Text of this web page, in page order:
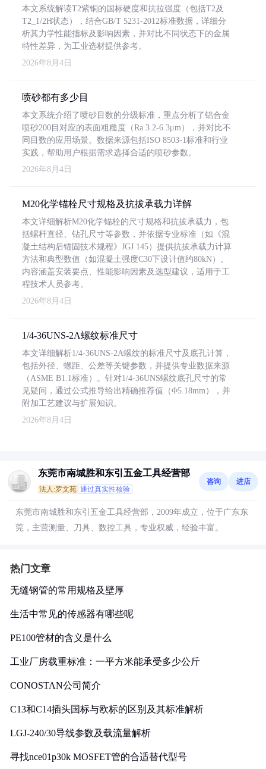
本文系统解读T2紫铜的国标硬度和抗拉强度（包括T2及
T2_1/2H状态），结合GB/T 5231-2012标准数据，详细分
析其力学性能指标及影响因素，并对比不同状态下的金属
特性差异，为工业选材提供参考。
2026年8月4日
喷砂都有多少目
本文系统介绍了喷砂目数的分级标准，重点分析了铝合金
喷砂200目对应的表面粗糙度（Ra 3.2-6.3μm），并对比不
同目数的应用场景。数据来源包括ISO 8503-1标准和行业
实践，帮助用户根据需求选择合适的喷砂参数。
2026年8月4日
M20化学锚栓尺寸规格及抗拔承载力详解
本文详细解析M20化学锚栓的尺寸规格和抗拔承载力，包
括螺杆直径、钻孔尺寸等参数，并依据专业标准（如《混
凝土结构后锚固技术规程》JGJ 145）提供抗拔承载力计算
方法和典型数值（如混凝土强度C30下设计值约80kN）。
内容涵盖安装要点、性能影响因素及选型建议，适用于工
程技术人员参考。
2026年8月4日
1/4-36UNS-2A螺纹标准尺寸
本文详细解析1/4-36UNS-2A螺纹的标准尺寸及底孔计算，
包括外径、螺距、公差等关键参数，并提供专业数据来源
（ASME B1.1标准）。针对1/4-36UNS螺纹底孔尺寸的常
见疑问，通过公式推导给出精确推荐值（Φ5.18mm），并
附加工艺建议与扩展知识。
2026年8月4日
东莞市南城胜和东引五金工具经营部
法人:罗文苑 通过真实性核验
咨询 进店
东莞市南城胜和东引五金工具经营部，2009年成立，位于广东东
莞，主营测量、刀具、数控工具，专业权威，经验丰富。
热门文章
无缝钢管的常用规格及壁厚
生活中常见的传感器有哪些呢
PE100管材的含义是什么
工业厂房载重标准：一平方米能承受多少公斤
CONOSTAN公司简介
C13和C14插头国标与欧标的区别及其标准解析
LGJ-240/30导线参数及载流量解析
寻找nce01p30k MOSFET管的合适替代型号